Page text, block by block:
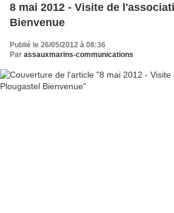
8 mai 2012 - Visite de
Bienvenue
Publié le 26/05/2012 à 08:36
Par assauxmarins-communications